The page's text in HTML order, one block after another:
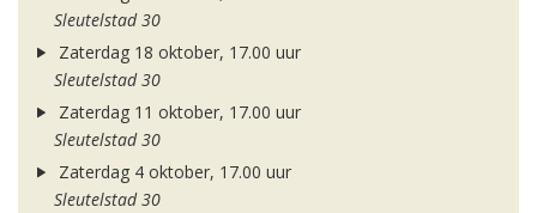
Sleutelstad 30
Zaterdag 18 oktober, 17.00 uur
Sleutelstad 30
Zaterdag 11 oktober, 17.00 uur
Sleutelstad 30
Zaterdag 4 oktober, 17.00 uur
Sleutelstad 30